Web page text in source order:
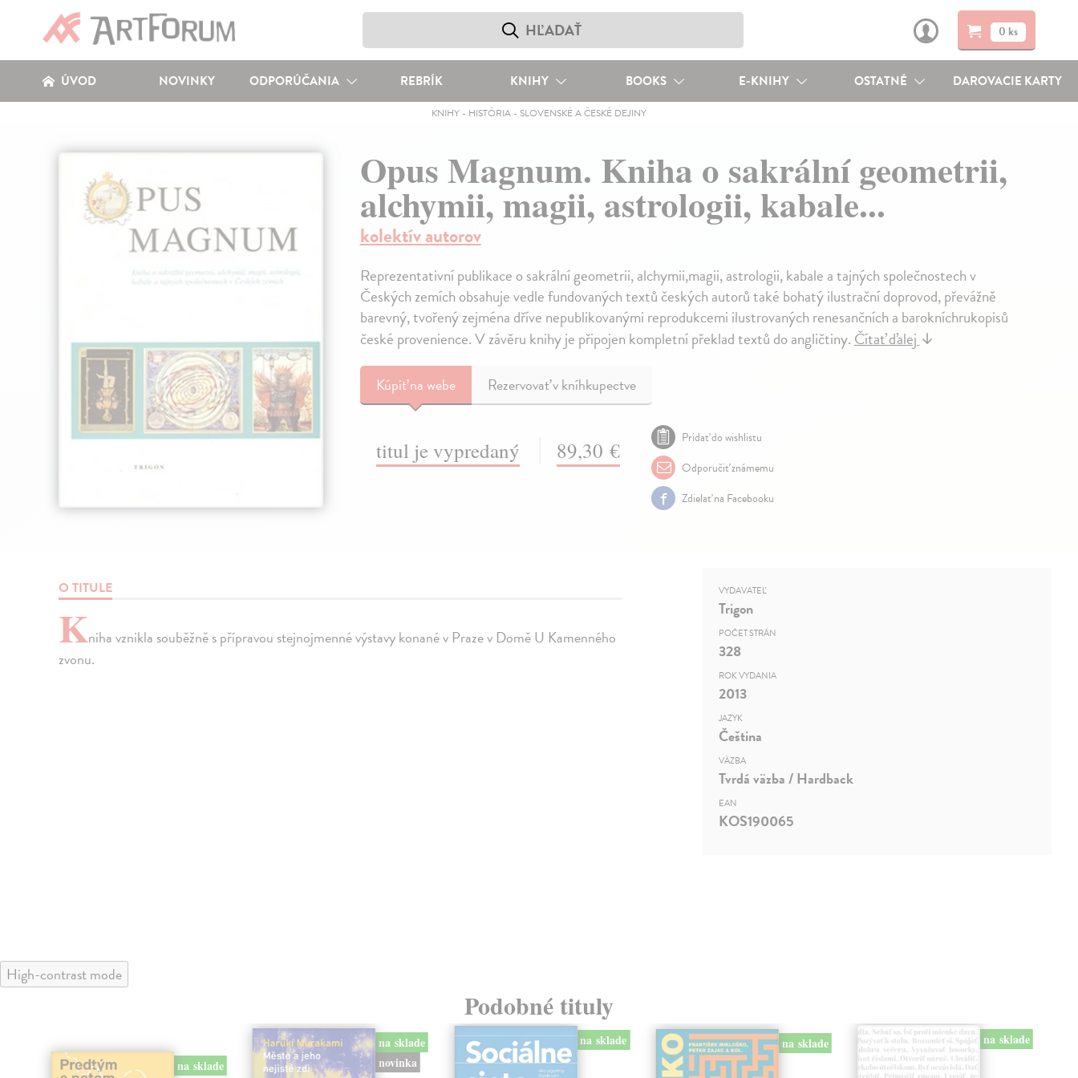
0 ks
ÚVOD NOVINKY ODPORÚČANIA REBRÍK KNIHY BOOKS E-KNIHY OSTATNÉ DAROVACIE KARTY
KNIHY- HISTÓRIA- SLOVENSKÉ A ČESKÉ DEJINY
Opus Magnum. Kniha o sakrální geometrii,
alchymii, magii, astrologii, kabale...
kolektív autorov
Reprezentativní publikace o sakrální geometrii, alchymii,magii, astrologii, kabale a tajných společnostech v
Českých zemích obsahuje vedle fundovaných textů českých autorů také bohatý ilustrační doprovod, převážně
barevný, tvořený zejména dříve nepublikovanými reprodukcemi ilustrovaných renesančních a barokníchrukopisů
české provenience. V závěru knihy je připojen kompletní překlad textů do angličtiny.Čítať ďalej↓
Kúpiťna webe Rezervovať v kníhkupectve
titul je vypredaný 89,30 €
Pridať do wishlistu
Odporučiť známemu
Zdielať na Facebooku
O TITULE
Kniha vznikla souběžně s přípravou stejnojmenné výstavy konané v Praze v Domě U Kamenného
zvonu.
VYDAVATEĽ
Trigon
POČET STRÁN
328
ROK VYDANIA
2013
JAZYK
Čeština
VÄZBA
Tvrdá väzba / Hardback
EAN
KOS190065
High-contrast mode
Podobné tituly
na sklade
na sklade
novinka
na sklade na sklade na sklade